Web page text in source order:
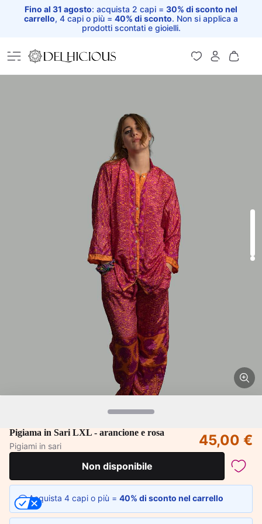
Fino al 31 agosto: acquista 2 capi = 30% di sconto nel
carrello, 4 capi o più = 40% di sconto. Non si applica a
prodotti scontati e gioielli.
Home
Pigiama in Sari LXL - arancione e rosa
Pigiami in sari
45,00 €
Non disponibile
Acquista 4 capi o più = 40% di sconto nel carrello